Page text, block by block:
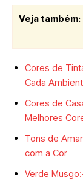
Veja também:
Cores de
Cada
Cores de
Melhores
Tons de
com a Cor
Verde